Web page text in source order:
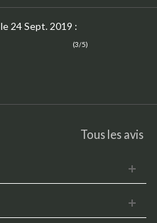
le 24 Sept. 2019 :
(3/5)
Tous les avis